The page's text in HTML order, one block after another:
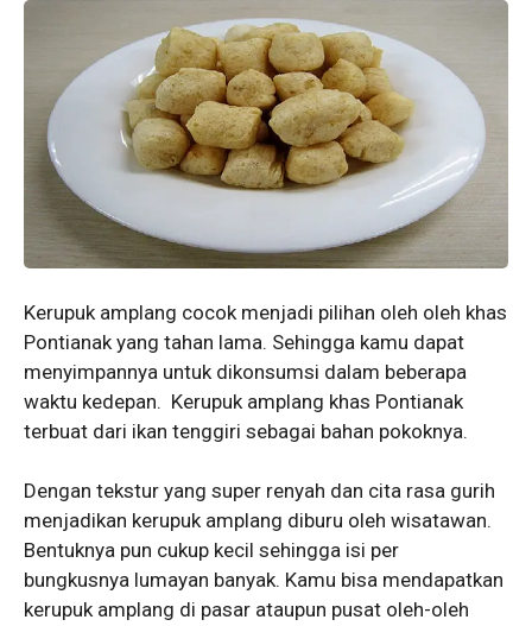
Kerupuk amplang cocok menjadi pilihan oleh oleh khas
Pontianak yang tahan lama. Sehingga kamu dapat
menyimpannya untuk dikonsumsi dalam beberapa
waktu kedepan. Kerupuk amplang khas Pontianak
terbuat dari ikan tenggiri sebagai bahan pokoknya.
Dengan tekstur yang super renyah dan cita rasa gurih
menjadikan kerupuk amplang diburu oleh wisatawan.
Bentuknya pun cukup kecil sehingga isi per
bungkusnya lumayan banyak. Kamu bisa mendapatkan
kerupuk amplang di pasar ataupun pusat oleh-oleh